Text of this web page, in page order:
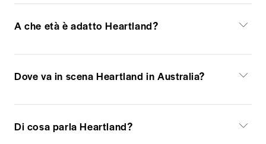
A che età è adatto Heartland?
Dove va in scena Heartland in Australia?
Di cosa parla Heartland?